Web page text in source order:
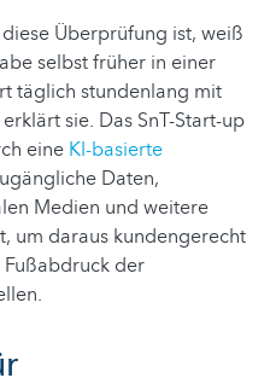
Überprüfung ist, weiß
selbst früher in einer
täglich stundenlang mit
sie. Das SnT-Start-up
eine KI-basierte
Daten,
Medien und weitere
um daraus kundengerecht
der